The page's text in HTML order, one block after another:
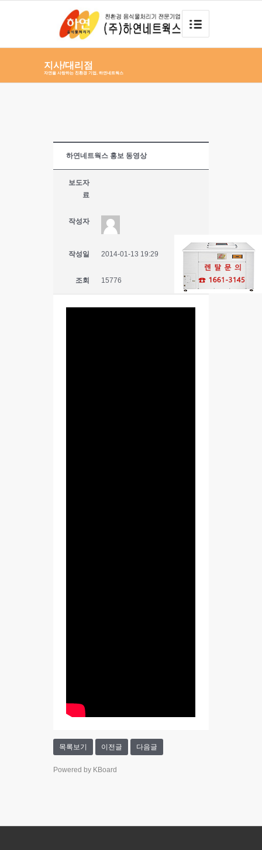
지사/대리점
자연을 사랑하는 친환경 기업, 하연네트웍스
하연네트웍스 홍보 동영상
보도자
료
작성자
작성일 2014-01-13 19:29
조회 15776
목록보기 이전글 다음글
Powered by KBoard